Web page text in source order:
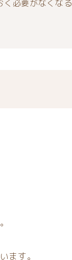
く必要がなくなる
ます。